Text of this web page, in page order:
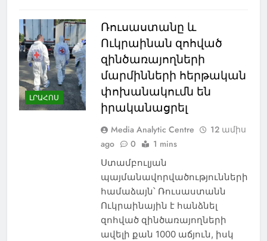
ԼՐԱՀՈՍ
Ռուսաստանը և
Ուկրաինան զոհված
զինծառայողների
մարմինների հերթական
փոխանակումն են
իրականացրել
Media Analytic Centre
12 ամիս
ago
0 1 mins
Ստամբուլյան
պայմանավորվածությունների
համաձայն՝ Ռուսաստանն
Ուկրաինային է հանձնել
զոհված զինծառայողների
ավելի քան 1000 աճյուն, իսկ